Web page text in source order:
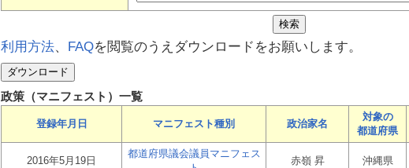
利用方法、 FAQを閲覧のうえダウンロードをお願いします。
政策（マニフェスト）一覧
登録年月日 マニフェスト種別 政治家名
対象の
都道府県
2016年5月19日
都道府県議会議員マニフェス
赤嶺 昇 沖縄県